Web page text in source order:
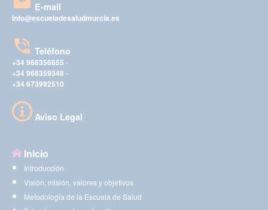
E-mail
info@escueladesaludmurcia.es
Teléfono
+34 968356655 -
+34 968359348 -
+34 673992510
Aviso Legal
Inicio
Introducción
Visión, misión, valores y objetivos
Metodología de la Escuela de Salud